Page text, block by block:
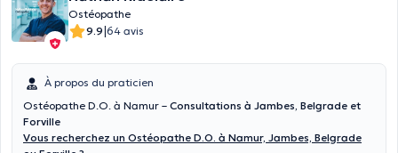
Ostéopathe
9.9|64 avis
À propos du praticien
Ostéopathe D.O. à Namur – Consultations à Jambes, Belgrade et
Forville
Vous recherchez un Ostéopathe D.O. à Namur, Jambes, Belgrade